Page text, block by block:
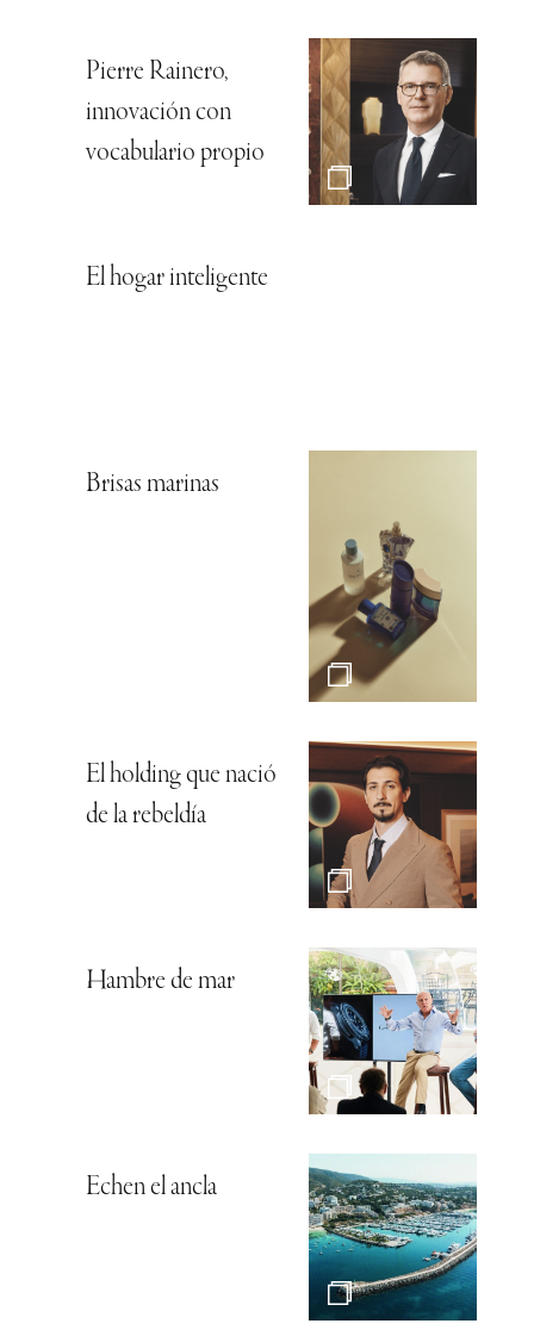
Pierre Rainero,
innovación con
vocabulario propio
El hogar inteligente
Brisas marinas
El holding que nació
de la rebeldía
Hambre de mar
Echen el ancla